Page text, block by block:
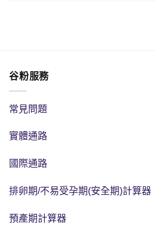
谷粉服務
常見問題
實體通路
國際通路
排卵期/不易受孕期(安全期)計算器
預產期計算器